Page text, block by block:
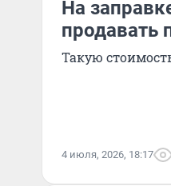
На
продавать
Такую
4 июля, 2026, 18:17